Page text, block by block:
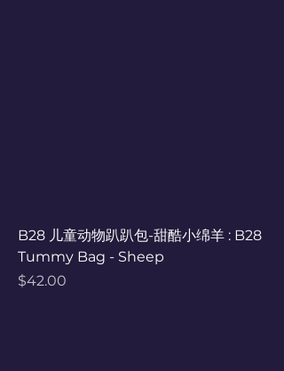
B28 儿童动物趴趴包-甜酷小绵羊 : B28
Tummy Bag - Sheep
Price
$42.00